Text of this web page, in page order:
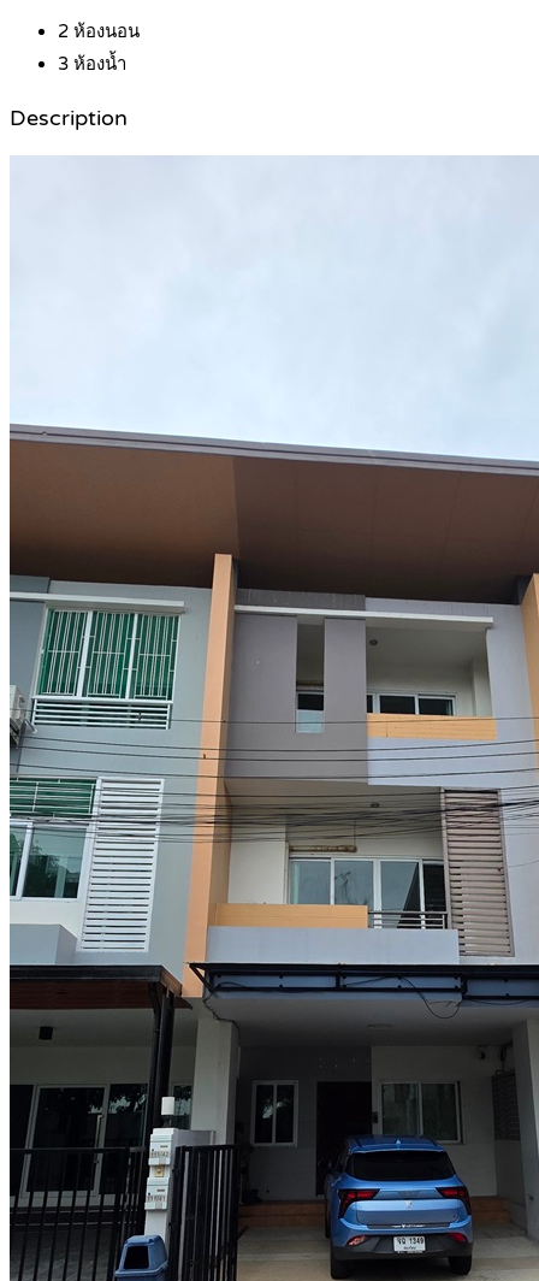
2 ห้องนอน
3 ห้องน้ำ
Description